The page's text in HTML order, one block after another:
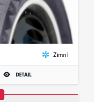
Zimní
DETAIL